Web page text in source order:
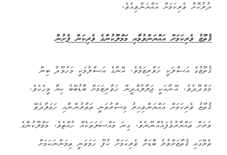
ދުރުކޮށް ވެރިކަމަށް އައްޔަންވިއެވެ.
ޤުތޫޒު ވެރިކަމަށް އައްޔަންވުމާއި މަމްލޫކުންގެ ވެރިކަން ފެށުން
ޤުތޫޒުގެ އަސްލަކީ ޚަވާރިޒަމެވެ. އޭނާގެ އަސްލުމަކީ މަހުމޫދު ބިން
މަމްދޫދެވެ. އޭނާއަކީ ޖަލާލުއްދީން ޚަވާރިޒަމަށް ބޮޑުބޭބެ ކިޔާ މީހެކެވެ.
ޤުތޫޒު ވެރިކަމަށް އައްޔަންވިއިރު މިސްރުވަނީ ތަތާރުންނާއި ހަމަލާދެވޭ
ވަރަށް ތައްޔާރުވެފައެއްނޫނެވެ. ގިނަ މައްސަލަތަކެއް ހުއްޓެވެ. މަމްލޫކުންގެ
ތެރޭގައި ޤުތޫޒަށްވުރެ ބޮޑަށް ވެރިކަމަށް ކުފޫ ހަމަވަނީ ތިމަންނަކަމަށް